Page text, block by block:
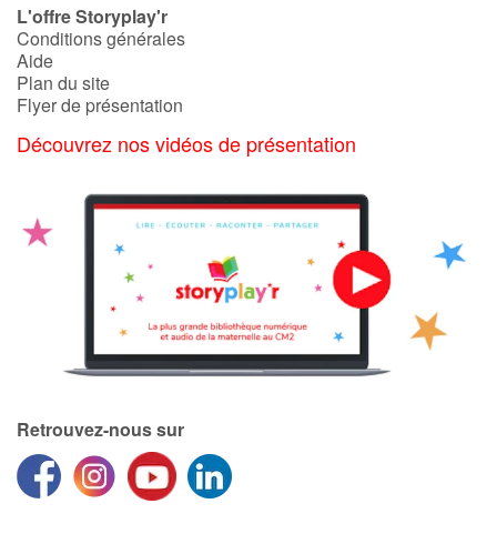
L'offre Storyplay'r
Conditions générales
Aide
Plan du site
Flyer de présentation
Découvrez nos vidéos de présentation
Retrouvez-nous sur